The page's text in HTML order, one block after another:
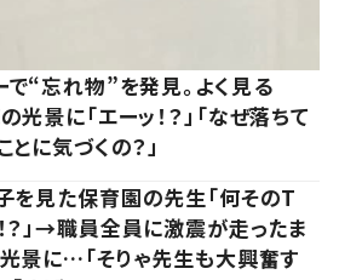
で“忘れ物”を発見。よく見る
景に「エーッ！？」「なぜ落ちて
とに気づくの？」
を見た保育園の先生「何そのT
？」→職員全員に激震が走ったま
景に…「そりゃ先生も大興奮す